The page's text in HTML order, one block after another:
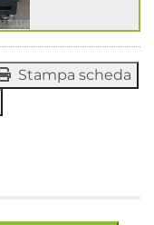
Stampa scheda